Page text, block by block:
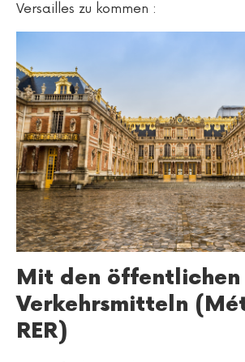
Versailles zu kommen :
Mit den öffentlichen
Verkehrsmitteln
RER)